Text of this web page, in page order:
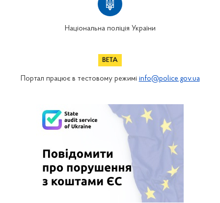
Національна поліція України
Портал працює в тестовому режимі info@police.gov.ua